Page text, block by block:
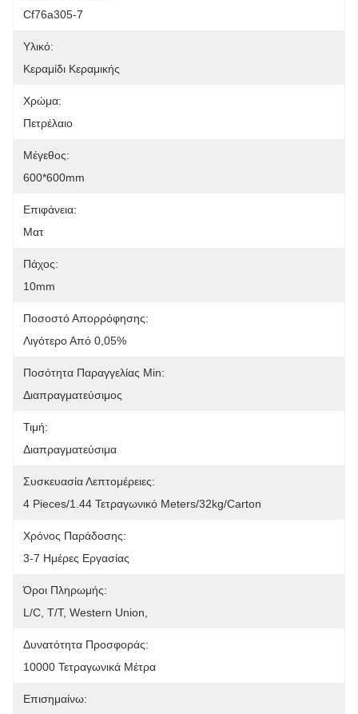
Cf76a305-7
Υλικό:
Κεραμίδι Κεραμικής
Χρώμα:
Πετρέλαιο
Μέγεθος:
600*600mm
Επιφάνεια:
Ματ
Πάχος:
10mm
Ποσοστό Απορρόφησης:
Λιγότερο Από 0,05%
Ποσότητα Παραγγελίας Min:
Διαπραγματεύσιμος
Τιμή:
Διαπραγματεύσιμα
Συσκευασία Λεπτομέρειες:
4 Pieces/1.44 Τετραγωνικό Meters/32kg/carton
Χρόνος Παράδοσης:
3-7 Ημέρες Εργασίας
Όροι Πληρωμής:
L/C, T/T, Western Union,
Δυνατότητα Προσφοράς:
10000 Τετραγωνικά Μέτρα
Επισημαίνω: